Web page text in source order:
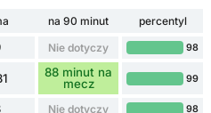
na 90 minut
percentyl
Nie dotyczy 98
88 minut na
mecz
99
Nie dotyczy 98